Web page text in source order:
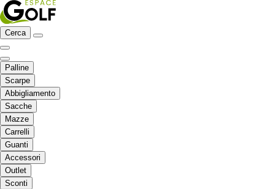
Cerca
Palline
Scarpe
Abbigliamento
Sacche
Mazze
Carrelli
Guanti
Accessori
Outlet
Sconti